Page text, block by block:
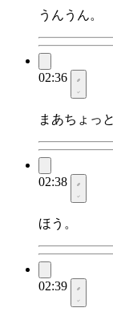
うんうん。
02:36
まあちょっ
02:38
ほう。
02:39